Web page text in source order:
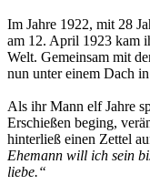
Im Jahre 1922, mit 28
am 12. April 1923 kam
Welt. Gemeinsam mit
nun unter einem Dach
Als ihr Mann elf Jahre
Erschießen beging,
hinterließ einen Zettel
Ehemann will ich sein
liebe.“